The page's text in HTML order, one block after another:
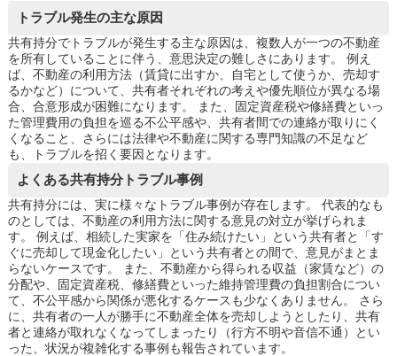
トラブル発生の主な原因
共有持分でトラブルが発生する主な原因は、複数人が一つの不動産
を所有していることに伴う、意思決定の難しさにあります。 例え
ば、不動産の利用方法（賃貸に出すか、自宅として使うか、売却す
るかなど）について、共有者それぞれの考えや優先順位が異なる場
合、合意形成が困難になります。 また、固定資産税や修繕費といっ
た管理費用の負担を巡る不公平感や、共有者間での連絡が取りにく
くなること、さらには法律や不動産に関する専門知識の不足など
も、トラブルを招く要因となります。
よくある共有持分トラブル事例
共有持分には、実に様々なトラブル事例が存在します。 代表的なも
のとしては、不動産の利用方法に関する意見の対立が挙げられま
す。 例えば、相続した実家を「住み続けたい」という共有者と「す
ぐに売却して現金化したい」という共有者との間で、意見がまとま
らないケースです。 また、不動産から得られる収益（家賃など）の
分配や、固定資産税、修繕費といった維持管理費の負担割合につい
て、不公平感から関係が悪化するケースも少なくありません。 さら
に、共有者の一人が勝手に不動産全体を売却しようとしたり、共有
者と連絡が取れなくなってしまったり（行方不明や音信不通）とい
った、状況が複雑化する事例も報告されています。